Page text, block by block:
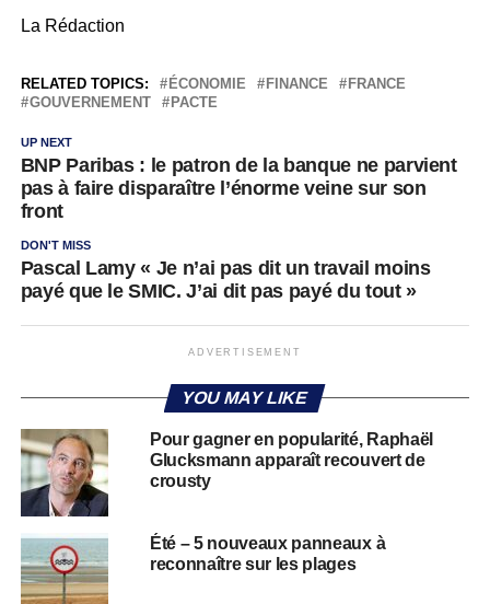
La Rédaction
RELATED TOPICS: ÉCONOMIE FINANCE
FRANCE
GOUVERNEMENT
PACTE
UP NEXT
BNP Paribas : le patron de la banque ne parvient
pas à faire disparaître l’énorme veine sur son
front
DON'T MISS
Pascal Lamy « Je n’ai pas dit un travail moins
payé que le SMIC. J’ai dit pas payé du tout »
ADVERTISEMENT
YOU MAY LIKE
Pour gagner en popularité, Raphaël
Glucksmann apparaît recouvert de
crousty
Été – 5 nouveaux panneaux à
reconnaître sur les plages